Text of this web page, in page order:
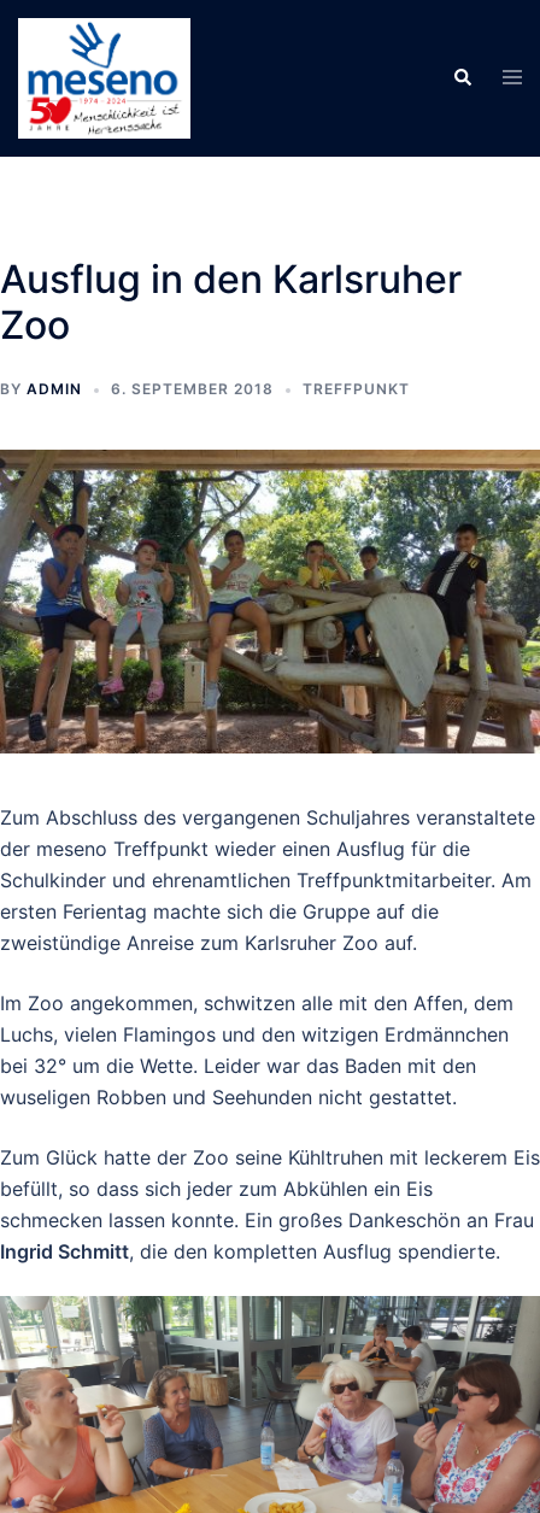
Skip
content
Search
Ausflug in den Karlsruher
Zoo
BY ADMIN 6. SEPTEMBER 2018 TREFFPUNKT
Zum Abschluss des vergangenen Schuljahres veranstaltete
der meseno Treffpunkt wieder einen Ausflug für die
Schulkinder und ehrenamtlichen Treffpunktmitarbeiter. Am
ersten Ferientag machte sich die Gruppe auf die
zweistündige Anreise zum Karlsruher Zoo auf.
Im Zoo angekommen, schwitzen alle mit den Affen, dem
Luchs, vielen Flamingos und den witzigen Erdmännchen
bei 32° um die Wette. Leider war das Baden mit den
wuseligen Robben und Seehunden nicht gestattet.
Zum Glück hatte der Zoo seine Kühltruhen mit leckerem Eis
befüllt, so dass sich jeder zum Abkühlen ein Eis
schmecken lassen konnte. Ein großes Dankeschön an Frau
Ingrid Schmitt, die den kompletten Ausflug spendierte.